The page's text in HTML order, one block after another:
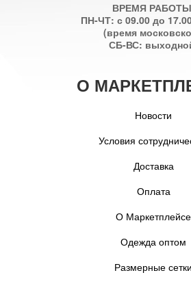
ВРЕМЯ
ПН-ЧТ: с 09.00 до
(время
СБ-ВС:
О
Новости
Условия
Доставка
Оплата
О Маркетплейсе
Одежда оптом
Размерные сетки